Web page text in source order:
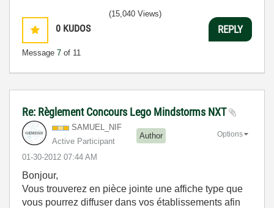
0 KUDOS
Message 7 of 11
(15,040 Views)
REPLY
Re: Règlement Concours Lego Mindstorms NXT
SAMUEL_NIF
Active Participant
Author
‎01-30-2012 07:44 AM
Options
Bonjour,
Vous trouverez en pièce jointe une affiche type que
vous pourrez diffuser dans vos établissements afin